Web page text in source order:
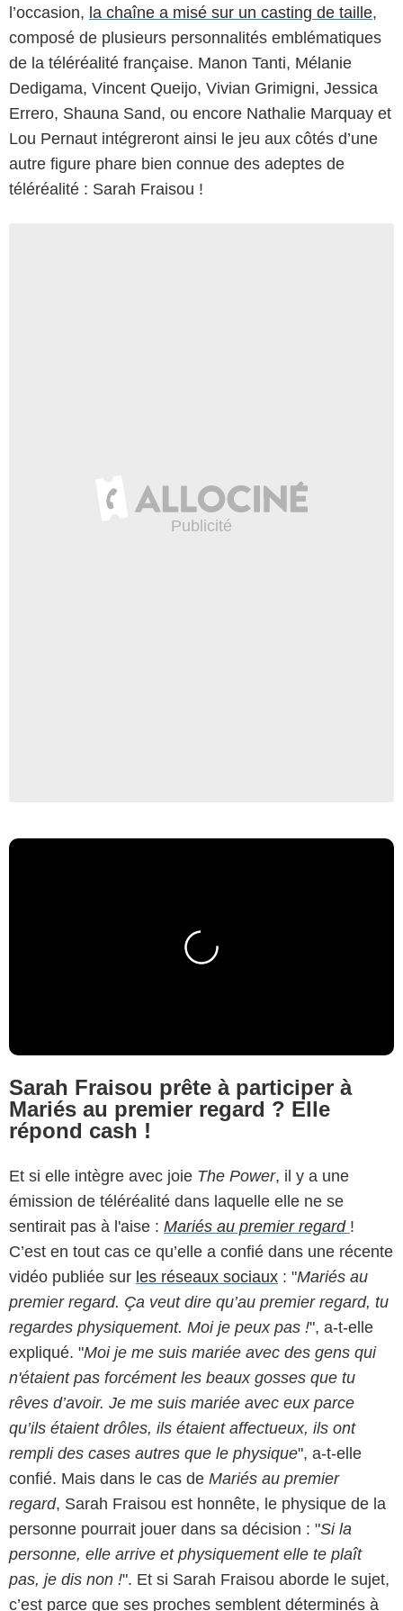
l’occasion, la chaîne a misé sur un casting de taille,
composé de plusieurs personnalités emblématiques
de la téléréalité française. Manon Tanti, Mélanie
Dedigama, Vincent Queijo, Vivian Grimigni, Jessica
Errero, Shauna Sand, ou encore Nathalie Marquay et
Lou Pernaut intégreront ainsi le jeu aux côtés d’une
autre figure phare bien connue des adeptes de
téléréalité : Sarah Fraisou !
Sarah Fraisou prête à participer à
Mariés au premier regard ? Elle
répond cash !
Et si elle intègre avec joie The Power, il y a une
émission de téléréalité dans laquelle elle ne se
sentirait pas à l'aise : Mariés au premier regard !
C’est en tout cas ce qu’elle a confié dans une récente
vidéo publiée sur les réseaux sociaux : "Mariés au
premier regard. Ça veut dire qu’au premier regard, tu
regardes physiquement. Moi je peux pas !", a-t-elle
expliqué. "Moi je me suis mariée avec des gens qui
n'étaient pas forcément les beaux gosses que tu
rêves d’avoir. Je me suis mariée avec eux parce
qu’ils étaient drôles, ils étaient affectueux, ils ont
rempli des cases autres que le physique", a-t-elle
confié. Mais dans le cas de Mariés au premier
regard, Sarah Fraisou est honnête, le physique de la
personne pourrait jouer dans sa décision : "Si la
personne, elle arrive et physiquement elle te plaît
pas, je dis non !". Et si Sarah Fraisou aborde le sujet,
c’est parce que ses proches semblent déterminés à